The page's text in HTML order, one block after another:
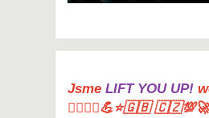
Jsme LIFT YOU UP!
🤸‍♀️🏋️‍♀️💪⭐🇬🇧 🇨🇿💯🚀